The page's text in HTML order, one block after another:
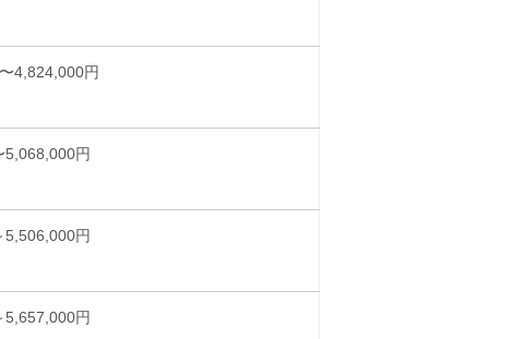
4,824,000円
円
円
円